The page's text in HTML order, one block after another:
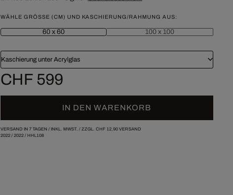
WÄHLE GRÖSSE (CM) UND KASCHIERUNG/RAHMUNG AUS:
60 x 60 100 x 100
Kaschierung unter Acrylglas
CHF 599
IN DEN WARENKORB
VERSAND IN 7 TAGEN / INKL. MWST. / ZZGL. CHF 12,90VERSAND
2022/ 2022/ HHL108